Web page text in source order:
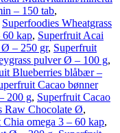
– 150 tab,
Superfoodies Wheatgrass
60 kap, Superfruit Acai
Ø – 250 gr, Superfruit
pulver Ø – 100 g,
Blueberries blåbær –
Cacao bønner
200 g, Superfruit Cacao
Raw Chocolate Ø,
Chia omega 3 – 60 kap,